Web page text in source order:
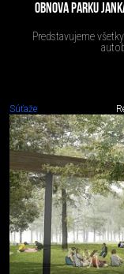
OBNOVA PARKU
Predstavujeme
Súťaže